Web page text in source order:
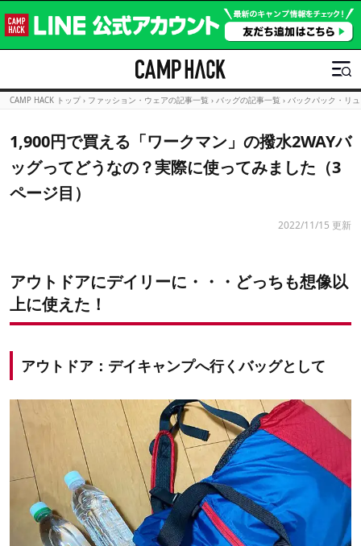
CAMP HACK トップ › ファッション・ウェアの記事一覧 › バッグの記事一覧 › バックパック・リ
1,900円で買える「ワークマン」の撥水2WAYバ
ッグってどうなの？実際に使ってみました（3
ページ目）
2022/11/15 更新
アウトドアにデイリーに・・・どっちも想像以
上に使えた！
アウトドア：デイキャンプへ行くバッグとして